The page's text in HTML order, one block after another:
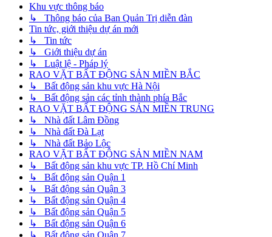
Khu vực thông báo
↳ Thông báo của Ban Quản Trị diễn đàn
Tin tức, giới thiệu dự án mới
↳ Tin tức
↳ Giới thiệu dự án
↳ Luật lệ - Pháp lý
RAO VẶT BẤT ĐỘNG SẢN MIỀN BẮC
↳ Bất động sản khu vực Hà Nội
↳ Bất động sản các tỉnh thành phía Bắc
RAO VẶT BẤT ĐỘNG SẢN MIỀN TRUNG
↳ Nhà đất Lâm Đồng
↳ Nhà đất Đà Lạt
↳ Nhà đất Bảo Lộc
RAO VẶT BẤT ĐỘNG SẢN MIỀN NAM
↳ Bất động sản khu vực TP. Hồ Chí Minh
↳ Bất động sản Quận 1
↳ Bất động sản Quận 3
↳ Bất động sản Quận 4
↳ Bất động sản Quận 5
↳ Bất động sản Quận 6
↳ Bất động sản Quận 7